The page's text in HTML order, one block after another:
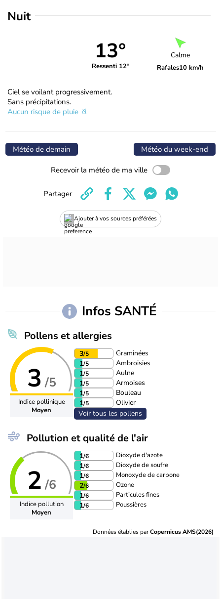
Nuit
13°
Ressenti 12°
Calme
Rafales10 km/h
Ciel se voilant progressivement.
Sans précipitations.
Aucun risque de pluie
Météo de demain Météo du week-end
Recevoir la météo de ma ville
Ajouter à vos sources préférées
Partager
Infos SANTÉ
Pollens et allergies
3 /5
Indice pollinique
Moyen
3/5
Graminées
1/5
Ambroisies
1/5
Aulne
1/5
Armoises
1/5
Bouleau
1/5
Olivier
Voir tous les pollens
Pollution et qualité de l'air
2 /6
Indice pollution
Moyen
1/6 Dioxyde d'azote
1/6 Dioxyde de soufre
1/6 Monoxyde de carbone
2/6 Ozone
1/6 Particules fines
1/6 Poussières
Données établies parCopernicus AMS(2026)